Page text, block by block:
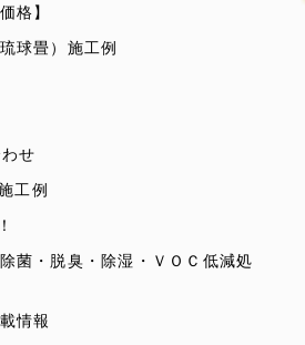
格】
球畳）施工例
せ
工例
菌・脱臭・除湿・ＶＯＣ低減処
情報